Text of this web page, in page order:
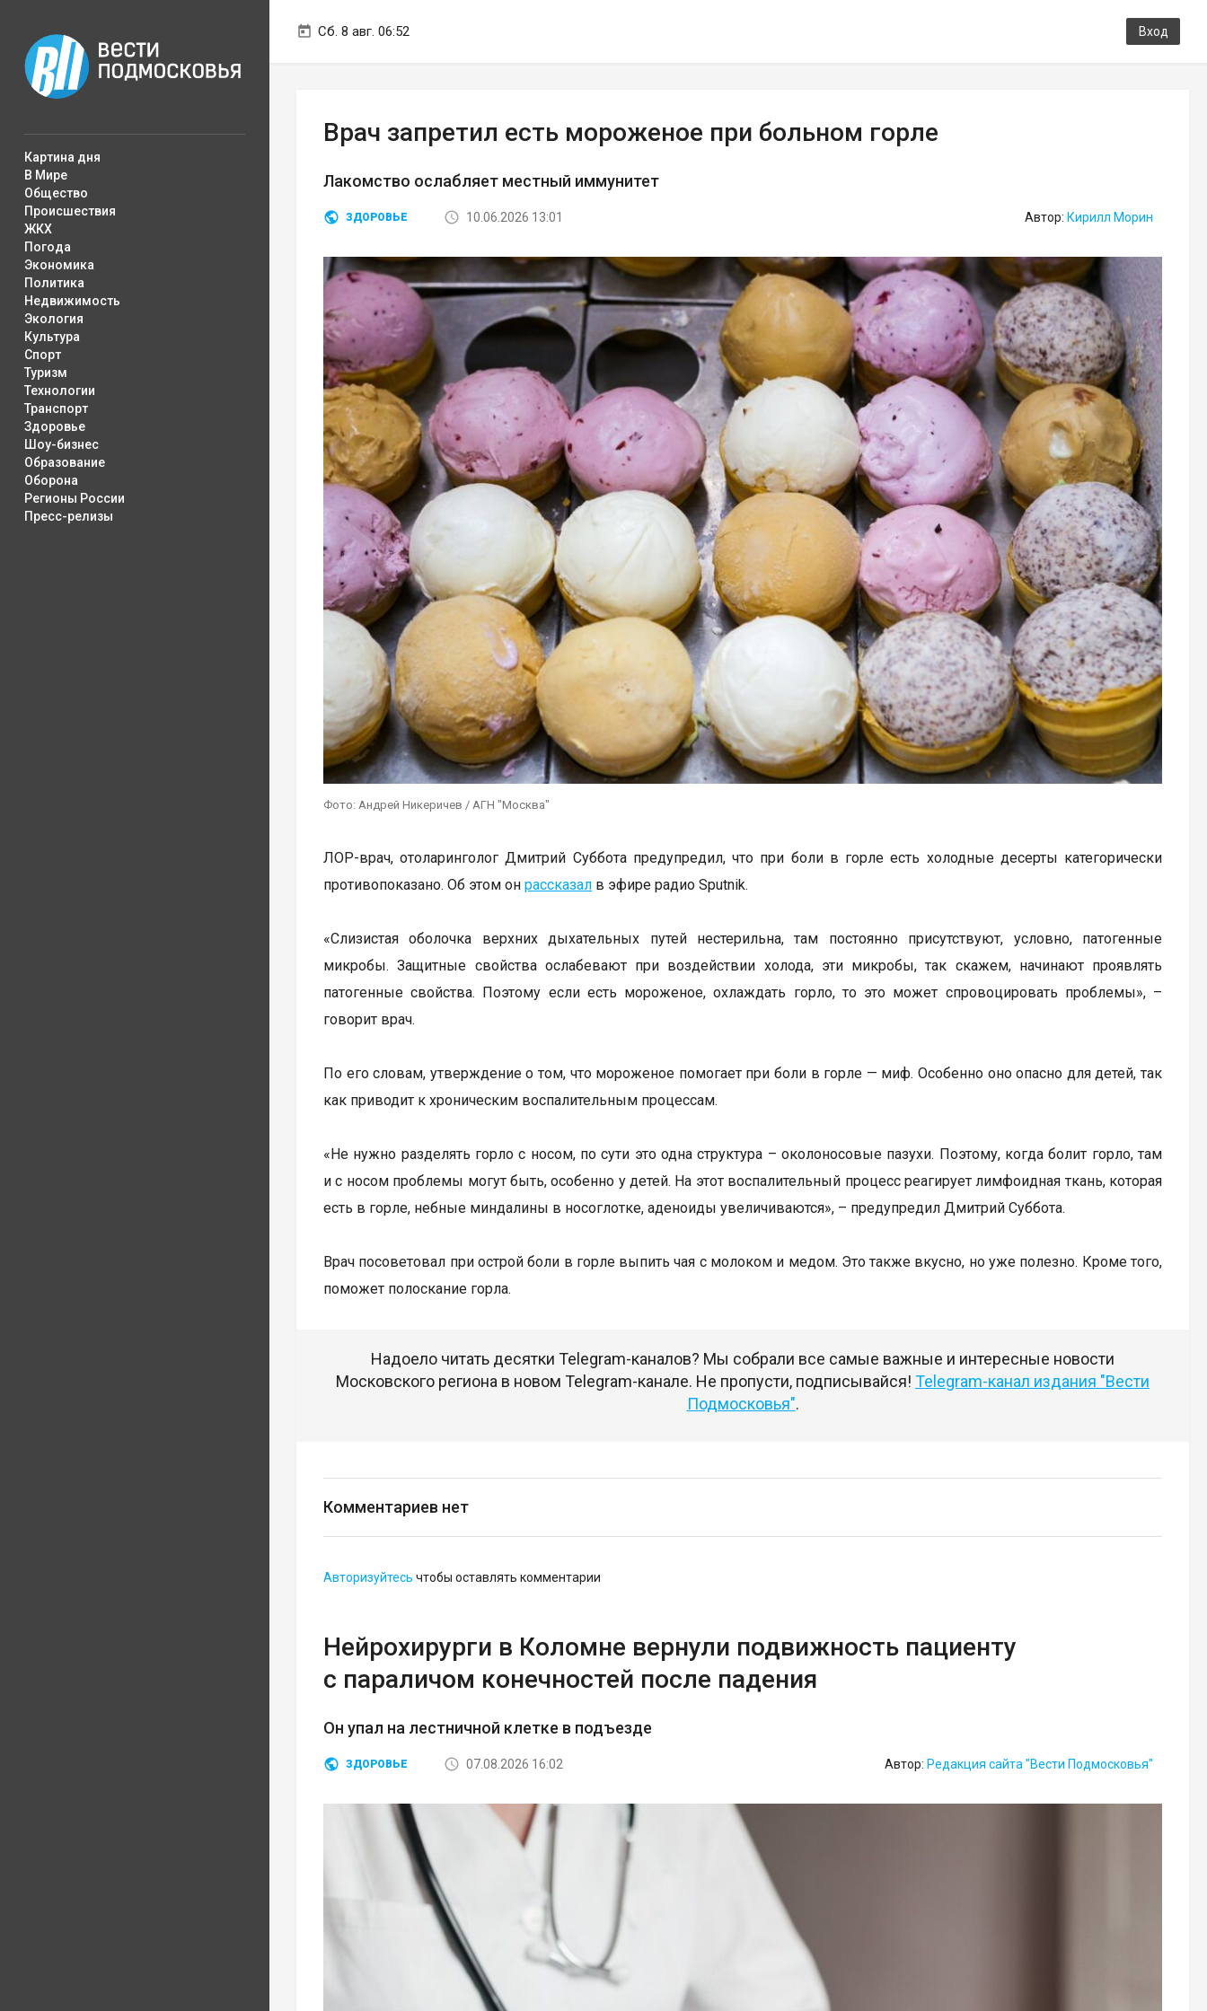
Сб. 8 авг. 06:52 Вход
Картина дня
В Мире
Общество
Происшествия
ЖКХ
Погода
Экономика
Политика
Недвижимость
Экология
Культура
Спорт
Туризм
Технологии
Транспорт
Здоровье
Шоу-бизнес
Образование
Оборона
Регионы России
Пресс-релизы
Врач запретил есть мороженое при больном горле
Лакомство ослабляет местный иммунитет
ЗДОРОВЬЕ 10.06.2026 13:01 Автор: Кирилл Морин
Фото: Андрей Никеричев / АГН "Москва"
ЛОР-врач, отоларинголог Дмитрий Суббота предупредил, что при боли в горле есть холодные десерты категорически
противопоказано. Об этом он рассказал в эфире радио Sputnik.
«Слизистая оболочка верхних дыхательных путей нестерильна, там постоянно присутствуют, условно, патогенные
микробы. Защитные свойства ослабевают при воздействии холода, эти микробы, так скажем, начинают проявлять
патогенные свойства. Поэтому если есть мороженое, охлаждать горло, то это может спровоцировать проблемы», –
говорит врач.
По его словам, утверждение о том, что мороженое помогает при боли в горле — миф. Особенно оно опасно для детей, так
как приводит к хроническим воспалительным процессам.
«Не нужно разделять горло с носом, по сути это одна структура – околоносовые пазухи. Поэтому, когда болит горло, там
и с носом проблемы могут быть, особенно у детей. На этот воспалительный процесс реагирует лимфоидная ткань, которая
есть в горле, небные миндалины в носоглотке, аденоиды увеличиваются», – предупредил Дмитрий Суббота.
Врач посоветовал при острой боли в горле выпить чая с молоком и медом. Это также вкусно, но уже полезно. Кроме того,
поможет полоскание горла.
Надоело читать десятки Telegram-каналов? Мы собрали все самые важные и интересные новости
Московского региона в новом Telegram-канале. Не пропусти, подписывайся! Telegram-канал издания "Вести
Подмосковья".
Комментариев нет
Авторизуйтесь чтобы оставлять комментарии
Нейрохирурги в Коломне вернули подвижность пациенту
с параличом конечностей после падения
Он упал на лестничной клетке в подъезде
ЗДОРОВЬЕ 07.08.2026 16:02 Автор: Редакция сайта "Вести Подмосковья"